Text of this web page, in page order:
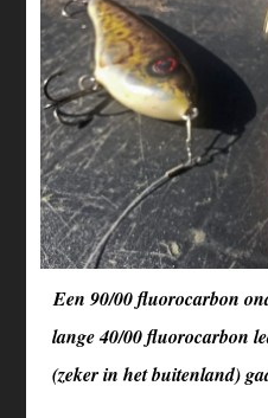
Een 90/00 fluorocarbon
lange 40/00 fluorocarbon
(zeker in het buitenland)